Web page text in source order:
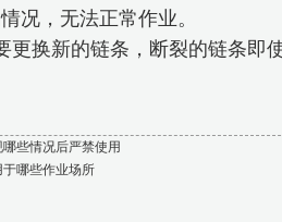
况，无法正常作业。
更换新的链条，断裂的链条即
些情况后严禁使用
哪些作业场所